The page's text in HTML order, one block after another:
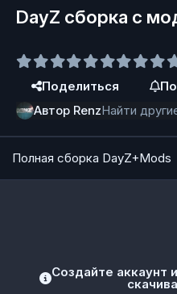
DayZ сборка с
Поделиться
Автор RenzНайти
Полная сборка DayZ+Mods
Создайте аккаунт